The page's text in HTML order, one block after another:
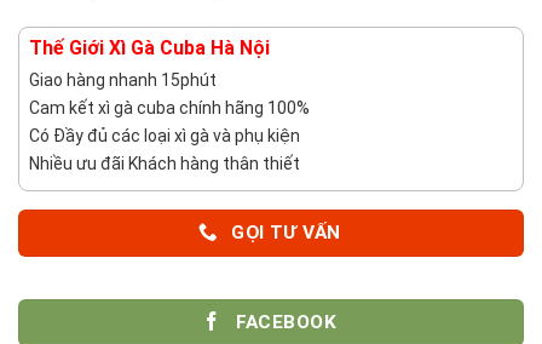
Thế Giới Xì Gà Cuba Hà Nội
Giao hàng nhanh 15phút
Cam kết xì gà cuba chính hãng 100%
Có Đầy đủ các loại xì gà và phụ kiện
Nhiều ưu đãi Khách hàng thân thiết
GỌI TƯ VẤN
FACEBOOK